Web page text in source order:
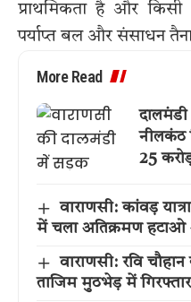
प्राथमिकता है और
पर्याप्त बल और संसाधन
More Read
नीलकंठ
25
वाराणसी: कांवड़
में चला अतिक्रमण हटाओ
वाराणसी: रवि
ताजिम मुठभेड़ में गिरफ्तार